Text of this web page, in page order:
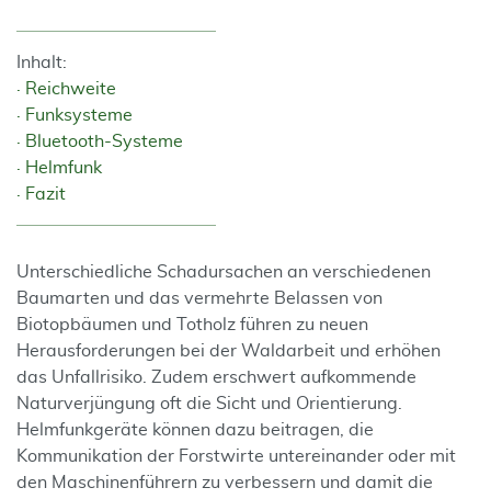
Inhalt:
Reichweite
Funksysteme
Bluetooth-Systeme
Helmfunk
Fazit
Unterschiedliche Schadursachen an verschiedenen
Baumarten und das vermehrte Belassen von
Biotopbäumen und Totholz führen zu neuen
Herausforderungen bei der Waldarbeit und erhöhen
das Unfallrisiko. Zudem erschwert aufkommende
Naturverjüngung oft die Sicht und Orientierung.
Helmfunkgeräte können dazu beitragen, die
Kommunikation der Forstwirte untereinander oder mit
den Maschinenführern zu verbessern und damit die